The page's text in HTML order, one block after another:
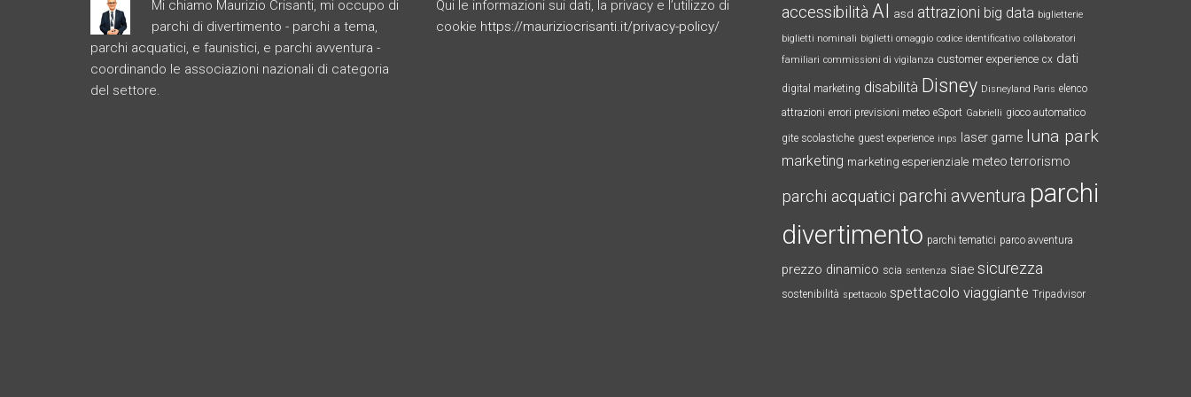
Mi chiamo Maurizio Crisanti, mi occupo di
parchi di divertimento - parchi a tema,
parchi acquatici, e faunistici, e parchi avventura -
coordinando le associazioni nazionali di categoria
del settore.
Qui le informazioni sui dati, la privacy e l’utilizzo di
cookie https://mauriziocrisanti.it/privacy-policy/
accessibilità AI asd attrazioni big data biglietterie
biglietti nominali biglietti omaggio codice identificativo collaboratori
familiari commissioni di vigilanza customer experience cx dati
digital marketing disabilità Disney Disneyland Paris elenco
attrazioni errori previsioni meteo eSport Gabrielli gioco automatico
gite scolastiche guest experience inps laser game luna park
marketing marketing esperienziale meteo terrorismo
parchi acquatici parchi avventura parchi
divertimento parchi tematici parco avventura
prezzo dinamico scia sentenza siae sicurezza
sostenibilità spettacolo spettacolo viaggiante Tripadvisor